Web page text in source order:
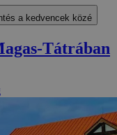
a kedvencek közé
Tátrában